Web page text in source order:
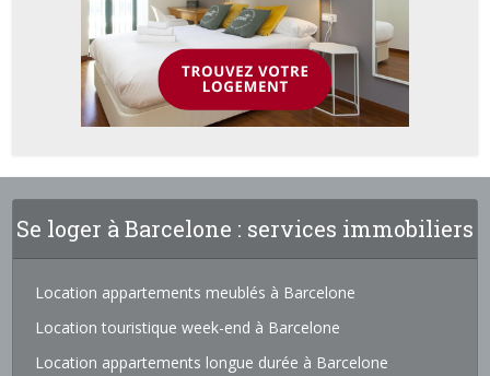
Se loger à Barcelone : services immobiliers
Location appartements meublés à Barcelone
Location touristique week-end à Barcelone
Location appartements longue durée à Barcelone